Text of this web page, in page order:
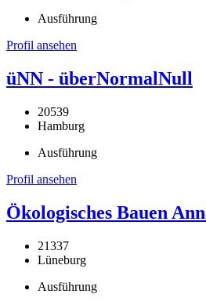
Ausführung
Profil ansehen
üNN - überNormalNull
20539
Hamburg
Ausführung
Profil ansehen
Ökologisches Bauen
21337
Lüneburg
Ausführung